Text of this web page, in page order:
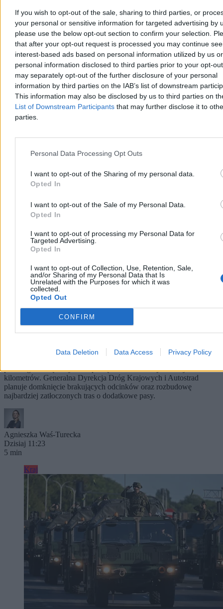
If you wish to opt-out of the sale, sharing to third parties, or
your personal or sensitive information for targeted advertising by
please use the below opt-out section to confirm your selection.
that after your opt-out request is processed you may continue
interest-based ads based on personal information utilized by us or
personal information disclosed to third parties prior to your opt-
may separately opt-out of the further disclosure of your personal
information by third parties on the IAB’s list of downstream
This information may also be disclosed by us to third parties on
List of Downstream Participants that may further disclose it to
parties.
Personal Data Processing Opt Outs
I want to opt-out of the Sharing of my personal data.
Opted In
I want to opt-out of the Sale of my Personal Data.
Opted In
I want to opt-out of processing my Personal Data for
Targeted Advertising.
Opted In
I want to opt-out of Collection, Use, Retention, Sale,
and/or Sharing of my Personal Data that Is
Unrelated with the Purposes for which it was
collected.
Opted Out
CONFIRM
Data Deletion Data Access Privacy Policy
3 min
Reklama
Reklama
Zostało 150 km. Czego brakuje do docelowej sieci
autostrad?
Większość planowanej sieci autostrad w Polsce jest już
podanego w rządowych rozporządzeniach brakuje niecałych 150
kilometrów. Generalna Dyrekcja Dróg Krajowych i Autostrad
planuje domknięcie brakujących odcinków oraz rozbudowę
najbardziej zatłoczonych tras o dodatkowe pasy.
Agnieszka Waś-Turecka
Dzisiaj 11:23
5 min
Kraj